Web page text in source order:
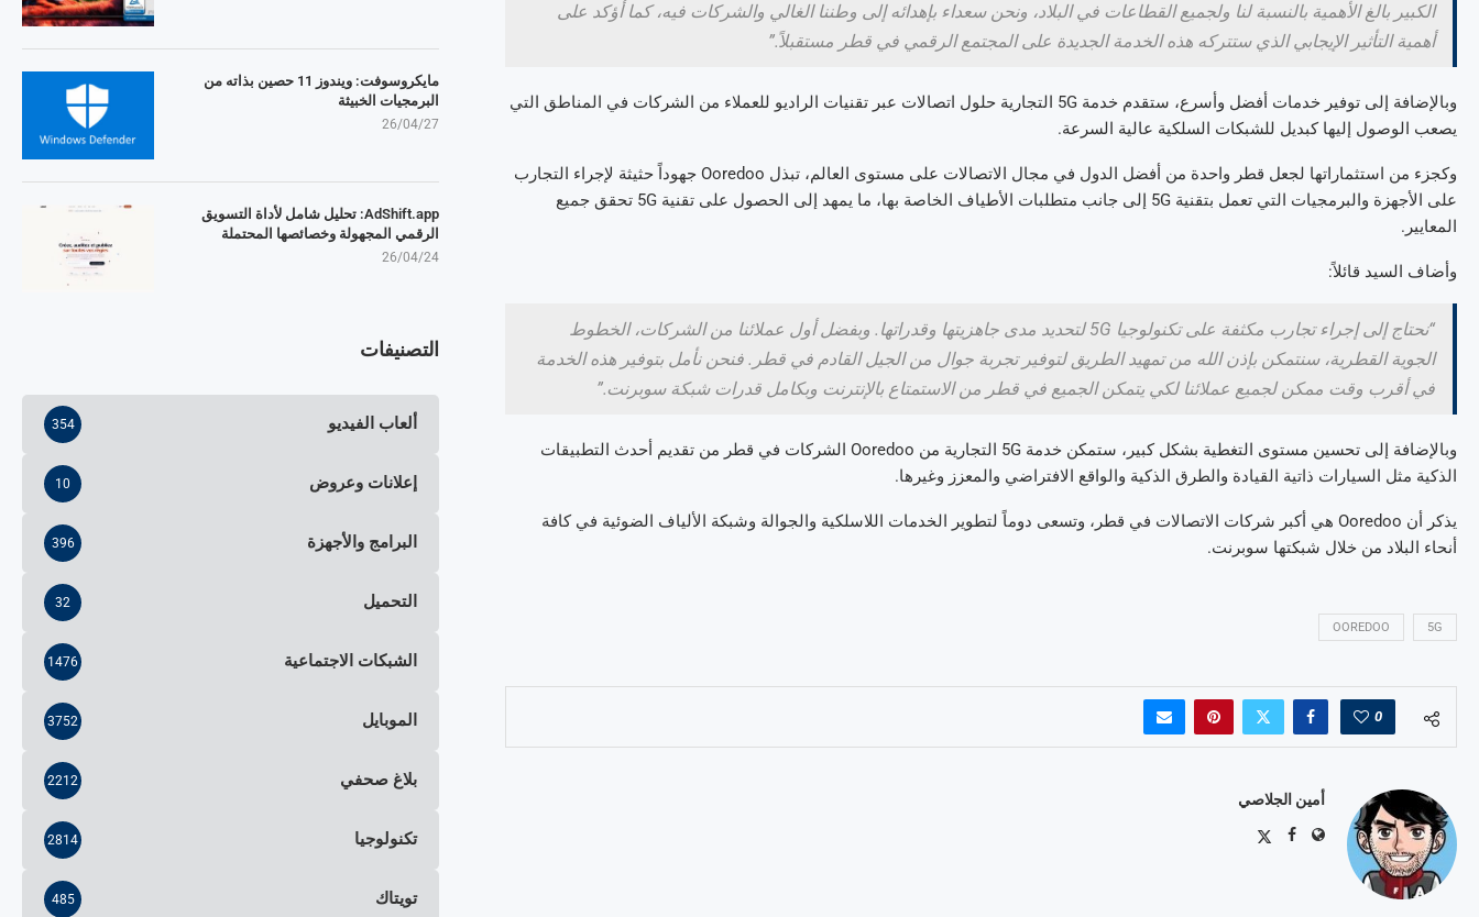
الكبير بالغ الأهمية بالنسبة لنا ولجميع القطاعات في البلاد، ونحن سعداء بإهدائه إلى وطننا الغالي والشركات فيه، كما أؤكد على
أهمية التأثير الإيجابي الذي ستتركه هذه الخدمة الجديدة على المجتمع الرقمي في قطر مستقبلاً.”
وبالإضافة إلى توفير خدمات أفضل وأسرع، ستقدم خدمة 5G التجارية حلول اتصالات عبر تقنيات الراديو للعملاء من الشركات في المناطق التي
يصعب الوصول إليها كبديل للشبكات السلكية عالية السرعة.
وكجزء من استثماراتها لجعل قطر واحدة من أفضل الدول في مجال الاتصالات على مستوى العالم، تبذل Ooredoo جهوداً حثيثة لإجراء التجارب
على الأجهزة والبرمجيات التي تعمل بتقنية 5G إلى جانب متطلبات الأطياف الخاصة بها، ما يمهد إلى الحصول على تقنية 5G تحقق جميع
المعايير.
وأضاف السيد قائلاً:
“نحتاج إلى إجراء تجارب مكثفة على تكنولوجيا 5Gلتحديد مدى جاهزيتها وقدراتها. وبفضل أول عملائنا من الشركات، الخطوط
الجوية القطرية، سنتمكن بإذن الله من تمهيد الطريق لتوفير تجربة جوال من الجيل القادم في قطر. فنحن نأمل بتوفير هذه الخدمة
في أقرب وقت ممكن لجميع عملائنا لكي يتمكن الجميع في قطر من الاستمتاع بالإنترنت وبكامل قدرات شبكة سوبرنت.”
وبالإضافة إلى تحسين مستوى التغطية بشكل كبير، ستمكن خدمة 5G التجارية من Ooredoo الشركات في قطر من تقديم أحدث التطبيقات
الذكية مثل السيارات ذاتية القيادة والطرق الذكية والواقع الافتراضي والمعزز وغيرها.
يذكر أن Ooredoo هي أكبر شركات الاتصالات في قطر، وتسعى دوماً لتطوير الخدمات اللاسلكية والجوالة وشبكة الألياف الضوئية في كافة
أنحاء البلاد من خلال شبكتها سوبرنت.
5G
OOREDOO
0
أمين الجلاصي
مايكروسوفت: ويندوز 11 حصين بذاته من
البرمجيات الخبيثة
26/04/27
AdShift.app: تحليل شامل لأداة التسويق
الرقمي المجهولة وخصائصها المحتملة
26/04/24
التصنيفات
ألعاب الفيديو 354
إعلانات وعروض 10
البرامج والأجهزة 396
التحميل 32
الشبكات الاجتماعية 1476
الموبايل 3752
بلاغ صحفي 2212
تكنولوجيا 2814
تويتاك 485